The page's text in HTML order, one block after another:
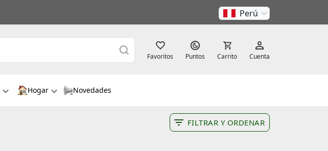
Perú
Favoritos Puntos Carrito Cuenta
Hogar Novedades
FILTRAR Y ORDENAR